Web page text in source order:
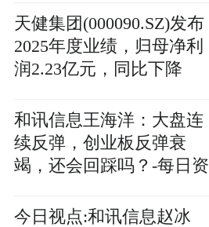
天健集团(000090.SZ)发布
2025年度业绩，归母净利
润2.23亿元，同比下降
和讯信息王海洋：大盘连
续反弹，创业板反弹衰
竭，还会回踩吗？-每日资
今日视点:和讯信息赵冰